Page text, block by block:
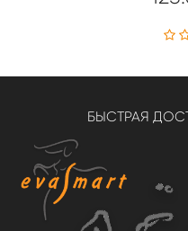
БЫСТРАЯ